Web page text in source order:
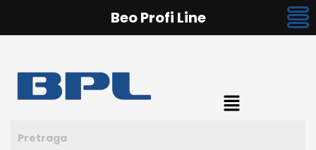
Beo Profi Line